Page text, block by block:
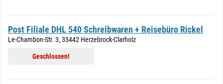
Post Filiale DHL 540 Schreibwaren + Reisebüro Rickel
Le-Chambon-Str. 3, 33442 Herzebrock-Clarholz
Geschlossen!